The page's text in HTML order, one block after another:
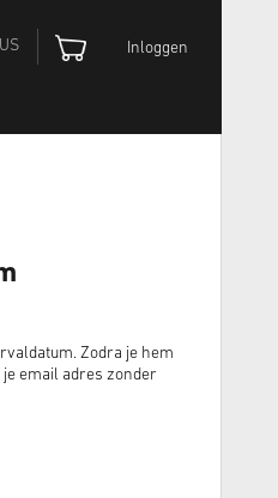
US Inloggen
Zodra je hem
email adres zonder